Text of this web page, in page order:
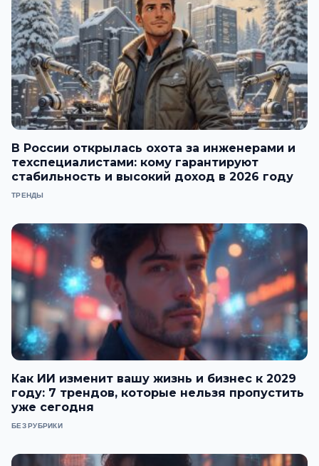
В России открылась охота за инженерами и
техспециалистами: кому гарантируют
стабильность и высокий доход в 2026 году
ТРЕНДЫ
Как ИИ изменит вашу жизнь и бизнес к 2029
году: 7 трендов, которые нельзя пропустить
уже сегодня
БЕЗ РУБРИКИ